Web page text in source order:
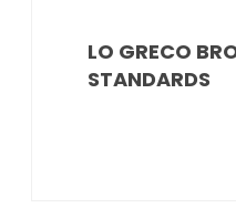
LO GRECO
STANDARDS